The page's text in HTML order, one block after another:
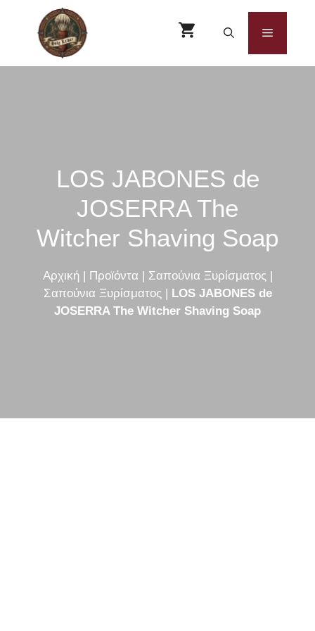
Μετάβαση
περιεχόμενο
Μενού
LOS JABONES de
JOSERRA The
Witcher Shaving Soap
Αρχική| Προϊόντα | Σαπούνια Ξυρίσματος |
Σαπούνια Ξυρίσματος | LOS JABONES de
JOSERRA The Witcher Shaving Soap